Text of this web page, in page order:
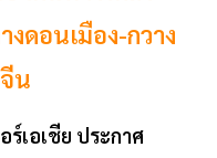
ดอนเมือง-กวาง
น
ร์เอเชีย ประกาศ